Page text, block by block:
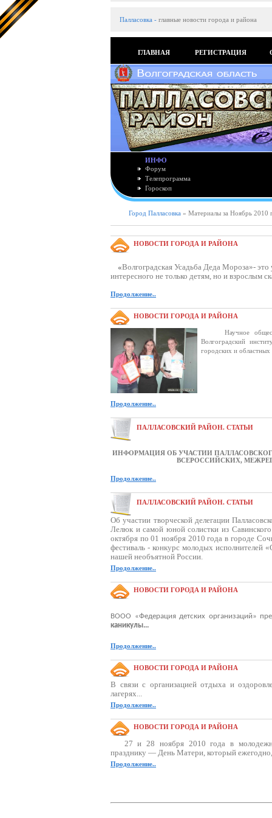
Палласовка - главные новости города и района
ГЛАВНАЯ РЕГИСТРАЦИЯ
ИНФО
Форум
Телепрограмма
Гороскоп
Город Палласовка » Материалы за Ноябрь 2010
НОВОСТИ ГОРОДА И РАЙОНА
«Волгоградская Усадьба Деда Мороза»- это
интересного не только детям, но и взрослым
Продолжение..
НОВОСТИ ГОРОДА И РАЙОНА
Научное общество
Волгоградский
городских и областных
Продолжение..
ПАЛЛАСОВСКИЙ РАЙОН. СТАТЬИ
ИНФОРМАЦИЯ ОБ УЧАСТИИ
ВСЕРОССИЙСКИХ,
Продолжение..
ПАЛЛАСОВСКИЙ РАЙОН. СТАТЬИ
Об участии творческой делегации
Лелюк и самой юной солистки из
октября по 01 ноября 2010 года в городе
фестиваль - конкурс молодых исполнителей
нашей необъятной России.
Продолжение..
НОВОСТИ ГОРОДА И РАЙОНА
ВООО «Федерация детских организаций»
каникулы...
Продолжение..
НОВОСТИ ГОРОДА И РАЙОНА
В связи с организацией отдыха и
лагерях...
Продолжение..
НОВОСТИ ГОРОДА И РАЙОНА
27 и 28 ноября 2010 года в
празднику — День Матери, который ежегодно,
Продолжение..